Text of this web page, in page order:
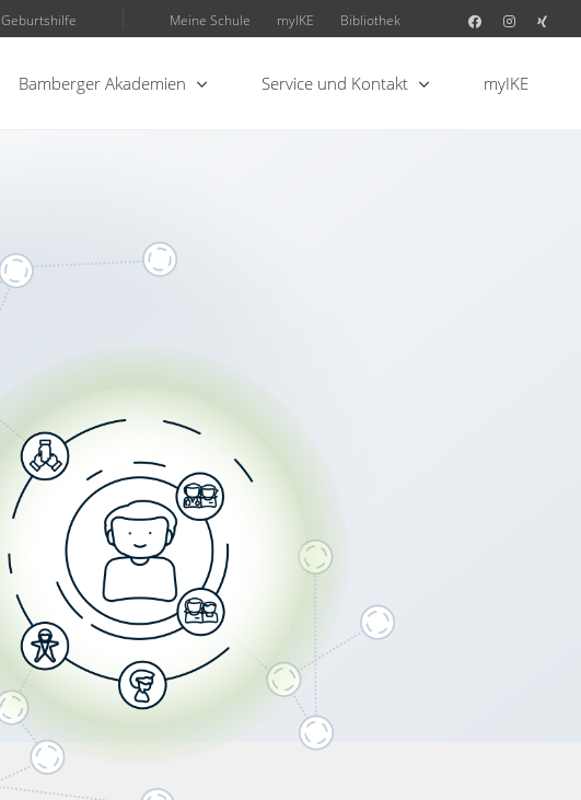
Geburtshilfe Meine Schule myIKE Bibliothek
Bamberger Akademien Service und Kontakt myIKE